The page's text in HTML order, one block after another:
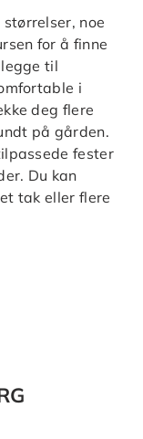
noe
for å finne
til
i
deg flere
på gården.
fester
Du kan
tak eller flere